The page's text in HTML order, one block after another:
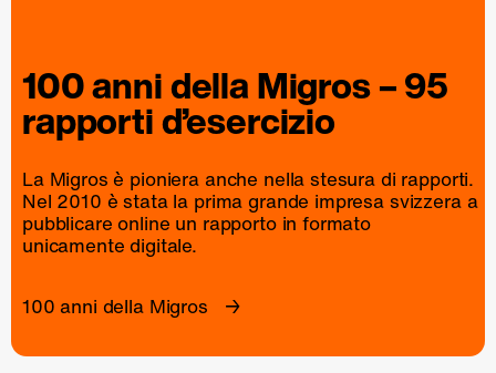
100 anni dellaMigros– 95
rapportid’esercizio
La Migros è pioniera anche nella stesura di rapporti.
Nel 2010 è stata la prima grande impresa svizzera a
pubblicare online un rapportoin formato
unicamente digitale.
100 anni della Migros